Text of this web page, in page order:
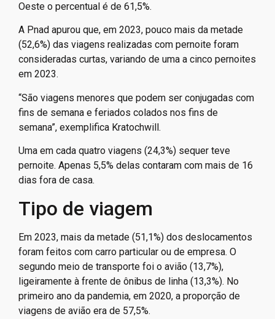
destino a própria região. Norte (81,4%), Sudeste
viagens para a própria região acima de 80%. No Centro-
Oeste o percentual é de 61,5%.
A Pnad apurou que, em 2023, pouco mais da metade
consideradas curtas, variando de uma a cinco pernoites
em 2023.
fins de semana e feriados colados nos fins de
semana”, exemplifica Kratochwill.
pernoite. Apenas 5,5% delas contaram com mais de 16
Tipo de viagem
Em 2023, mais da metade (51,1%) dos deslocamentos
foram feitos com carro particular ou de empresa. O
segundo meio de transporte foi o avião (13,7%),